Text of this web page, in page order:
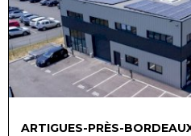
ARTIGUES-PRÈS-